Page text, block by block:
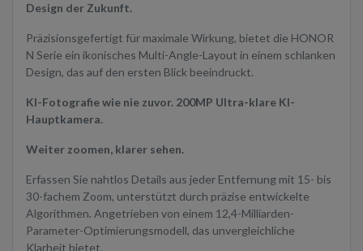
Design der Zukunft.
Präzisionsgefertigt für maximale Wirkung, bietet die HONOR
N Serie ein ikonisches Multi-Angle-Layout in einem schlanken
Design, das auf den ersten Blick beeindruckt.
KI-Fotografie wie nie zuvor. 200MP Ultra-klare KI-
Hauptkamera.
Weiter zoomen, klarer sehen.
Erfassen Sie nahtlos Details aus jeder Entfernung mit 15- bis
30-fachem Zoom, unterstützt durch präzise entwickelte
Algorithmen. Angetrieben von einem 12,4-Milliarden-
Parameter-Optimierungsmodell, das unvergleichliche
Klarheit bietet.